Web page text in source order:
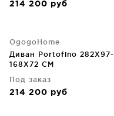
214 200 руб
OgogoHome
Диван Portofino 282X97-
168X72 CM
Под заказ
214 200 руб